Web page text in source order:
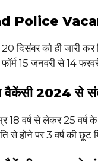
दिसंबर को ही जारी कर
15 जनवरी से 14
2024 से
18 वर्ष से लेकर 25 वर्ष के
से होने पर 3 वर्ष की छूट